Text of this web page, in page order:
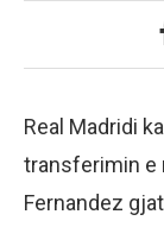
Real Madridi
transferimin e
Fernandez